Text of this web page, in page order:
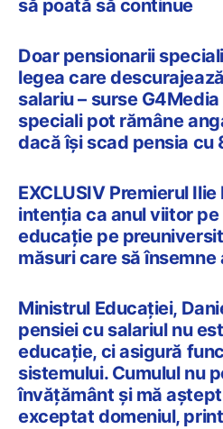
să poată să continue
Doar pensionarii
legea care
salariu – surse
speciali pot rămâne
dacă își scad pensia cu
EXCLUSIV Premierul
intenția ca anul viitor
educație pe
măsuri care să
Ministrul Educației,
pensiei cu salariul nu
educație, ci asigură
sistemului. Cumulul nu
învățământ și mă
exceptat domeniul,